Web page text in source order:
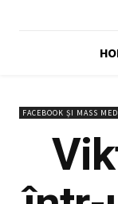
FACEBOOK ȘI MASS